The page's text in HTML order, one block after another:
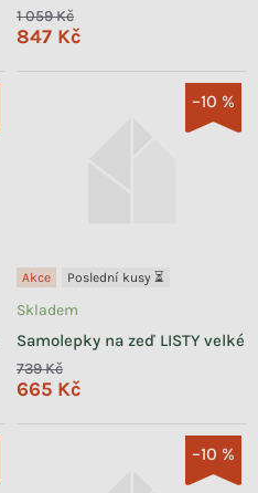
1 059 Kč
847 Kč
–10 %
Akce Poslední kusy ⏳
Samolepky na zeď LISTY velké
Skladem
739 Kč
665 Kč
–10 %